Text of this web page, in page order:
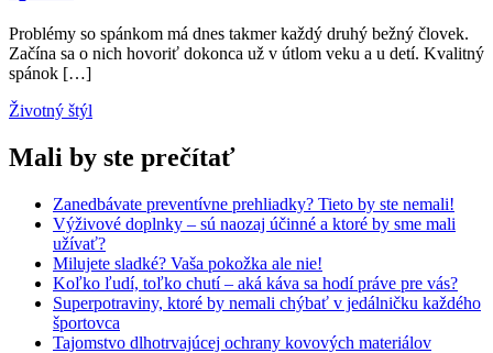
Problémy so spánkom má dnes takmer každý druhý bežný človek.
Začína sa o nich hovoriť dokonca už v útlom veku a u detí. Kvalitný
spánok […]
Životný štýl
Mali by ste prečítať
Zanedbávate preventívne prehliadky? Tieto by ste nemali!
Výživové doplnky – sú naozaj účinné a ktoré by sme mali
užívať?
Milujete sladké? Vaša pokožka ale nie!
Koľko ľudí, toľko chutí – aká káva sa hodí práve pre vás?
Superpotraviny, ktoré by nemali chýbať v jedálničku každého
športovca
Tajomstvo dlhotrvajúcej ochrany kovových materiálov